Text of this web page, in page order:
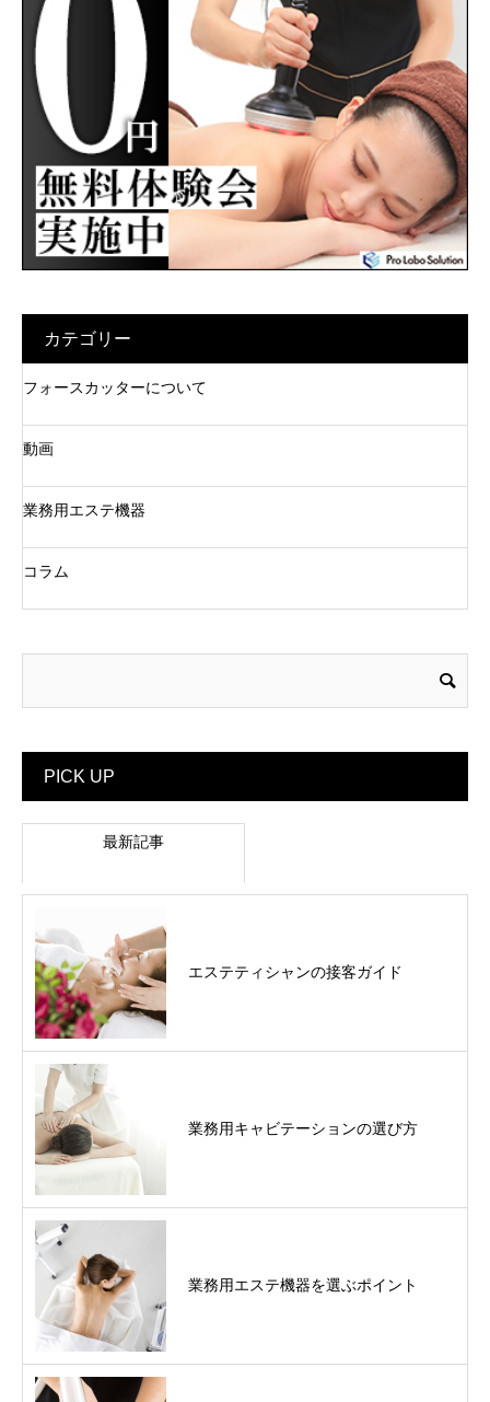
カテゴリー
フォースカッターについて
動画
業務用エステ機器
コラム
PICK UP
最新記事
エステティシャンの接客ガイド
業務用キャビテーションの選び方
業務用エステ機器を選ぶポイント